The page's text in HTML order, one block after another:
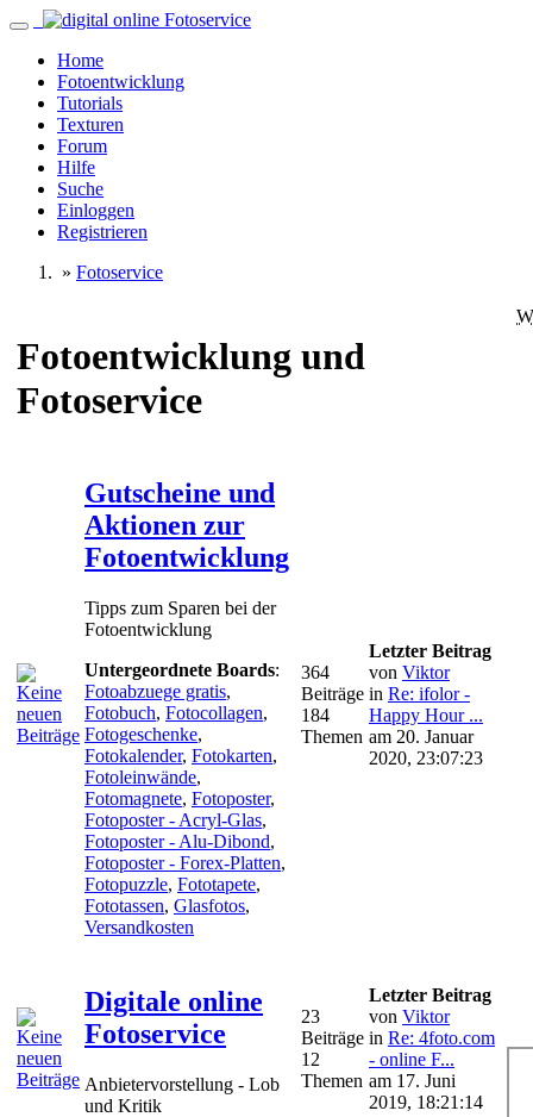
Home
Fotoentwicklung
Tutorials
Texturen
Forum
Hilfe
Suche
Einloggen
Registrieren
» Fotoservice
Fotoentwicklung und
Fotoservice
Gutscheine und
Aktionen zur
Fotoentwicklung
Tipps zum Sparen bei der
Fotoentwicklung
Untergeordnete Boards:
Fotoabzuege gratis,
Fotobuch, Fotocollagen,
Fotogeschenke,
Fotokalender, Fotokarten,
Fotoleinwände,
Fotomagnete, Fotoposter,
Fotoposter - Acryl-Glas,
Fotoposter - Alu-Dibond,
Fotoposter - Forex-Platten,
Fotopuzzle, Fototapete,
Fototassen, Glasfotos,
Versandkosten
364
Beiträge
184
Themen
Letzter Beitrag
von Viktor
in Re: ifolor -
Happy Hour ...
am 20. Januar
2020, 23:07:23
Digitale online
Fotoservice
Anbietervorstellung - Lob
und Kritik
23
Beiträge
12
Themen
Letzter Beitrag
von Viktor
in Re: 4foto.com
- online F...
am 17. Juni
2019, 18:21:14